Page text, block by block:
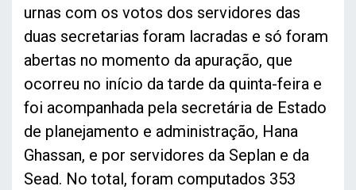
urnas com os votos dos servidores das
duas secretarias foram lacradas e só foram
abertas no momento da apuração, que
ocorreu no início da tarde da quinta-feira e
foi acompanhada pela secretária de Estado
de planejamento e administração, Hana
Ghassan, e por servidores da Seplan e da
Sead. No total, foram computados 353